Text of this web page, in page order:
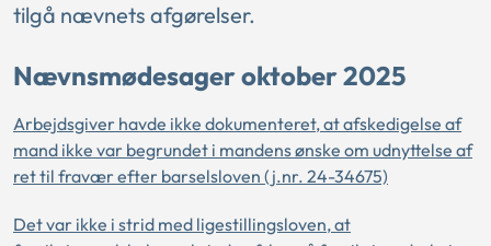
tilgå nævnets afgørelser.
Nævnsmødesager oktober 2025
Arbejdsgiver havde ikke dokumenteret, at afskedigelse af
mand ikke var begrundet i mandens ønske om udnyttelse af
ret til fravær efter barselsloven (j.nr. 24-34675)
Det var ikke i strid med ligestillingsloven, at